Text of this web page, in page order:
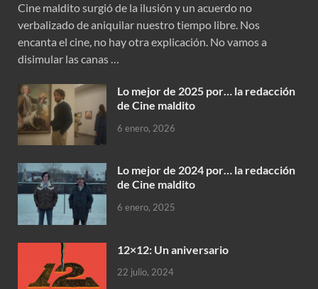
Cine maldito surgió de la ilusión y un acuerdo no
verbalizado de aniquilar nuestro tiempo libre. Nos
encanta el cine, no hay otra explicación. No vamos a
disimular las canas …
Lo mejor de 2025 por… la redacción
de Cine maldito
6 enero, 2026
Lo mejor de 2024 por… la redacción
de Cine maldito
6 enero, 2025
12×12: Un aniversario
22 julio, 2024